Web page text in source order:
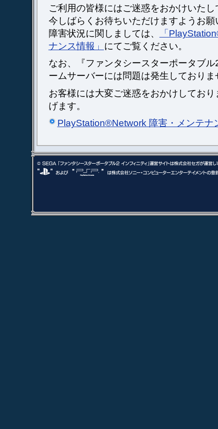
ご利用の皆様にはご迷惑をおかけいた
今しばらくお待ちいただけますようお
障害状況に関しましては、
「
ナンス情報」 にてご覧ください。
なお、『ファンタシースターポータブ
ームサーバーには問題は発生しておりま
お客様には大変ご迷惑をおかけしてお
げます。
PlayStation®Network 障害・メンテナ